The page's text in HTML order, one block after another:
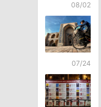
08/02
07/24